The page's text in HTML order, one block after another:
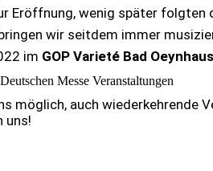
Eröffnung, wenig später folgten
wir seitdem immer
im GOP Varieté Bad
Messe Veranstaltungen
möglich, auch wiederkehrende
uns!